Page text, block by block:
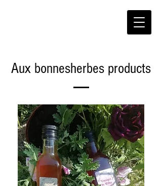
Aux bonnesherbes products